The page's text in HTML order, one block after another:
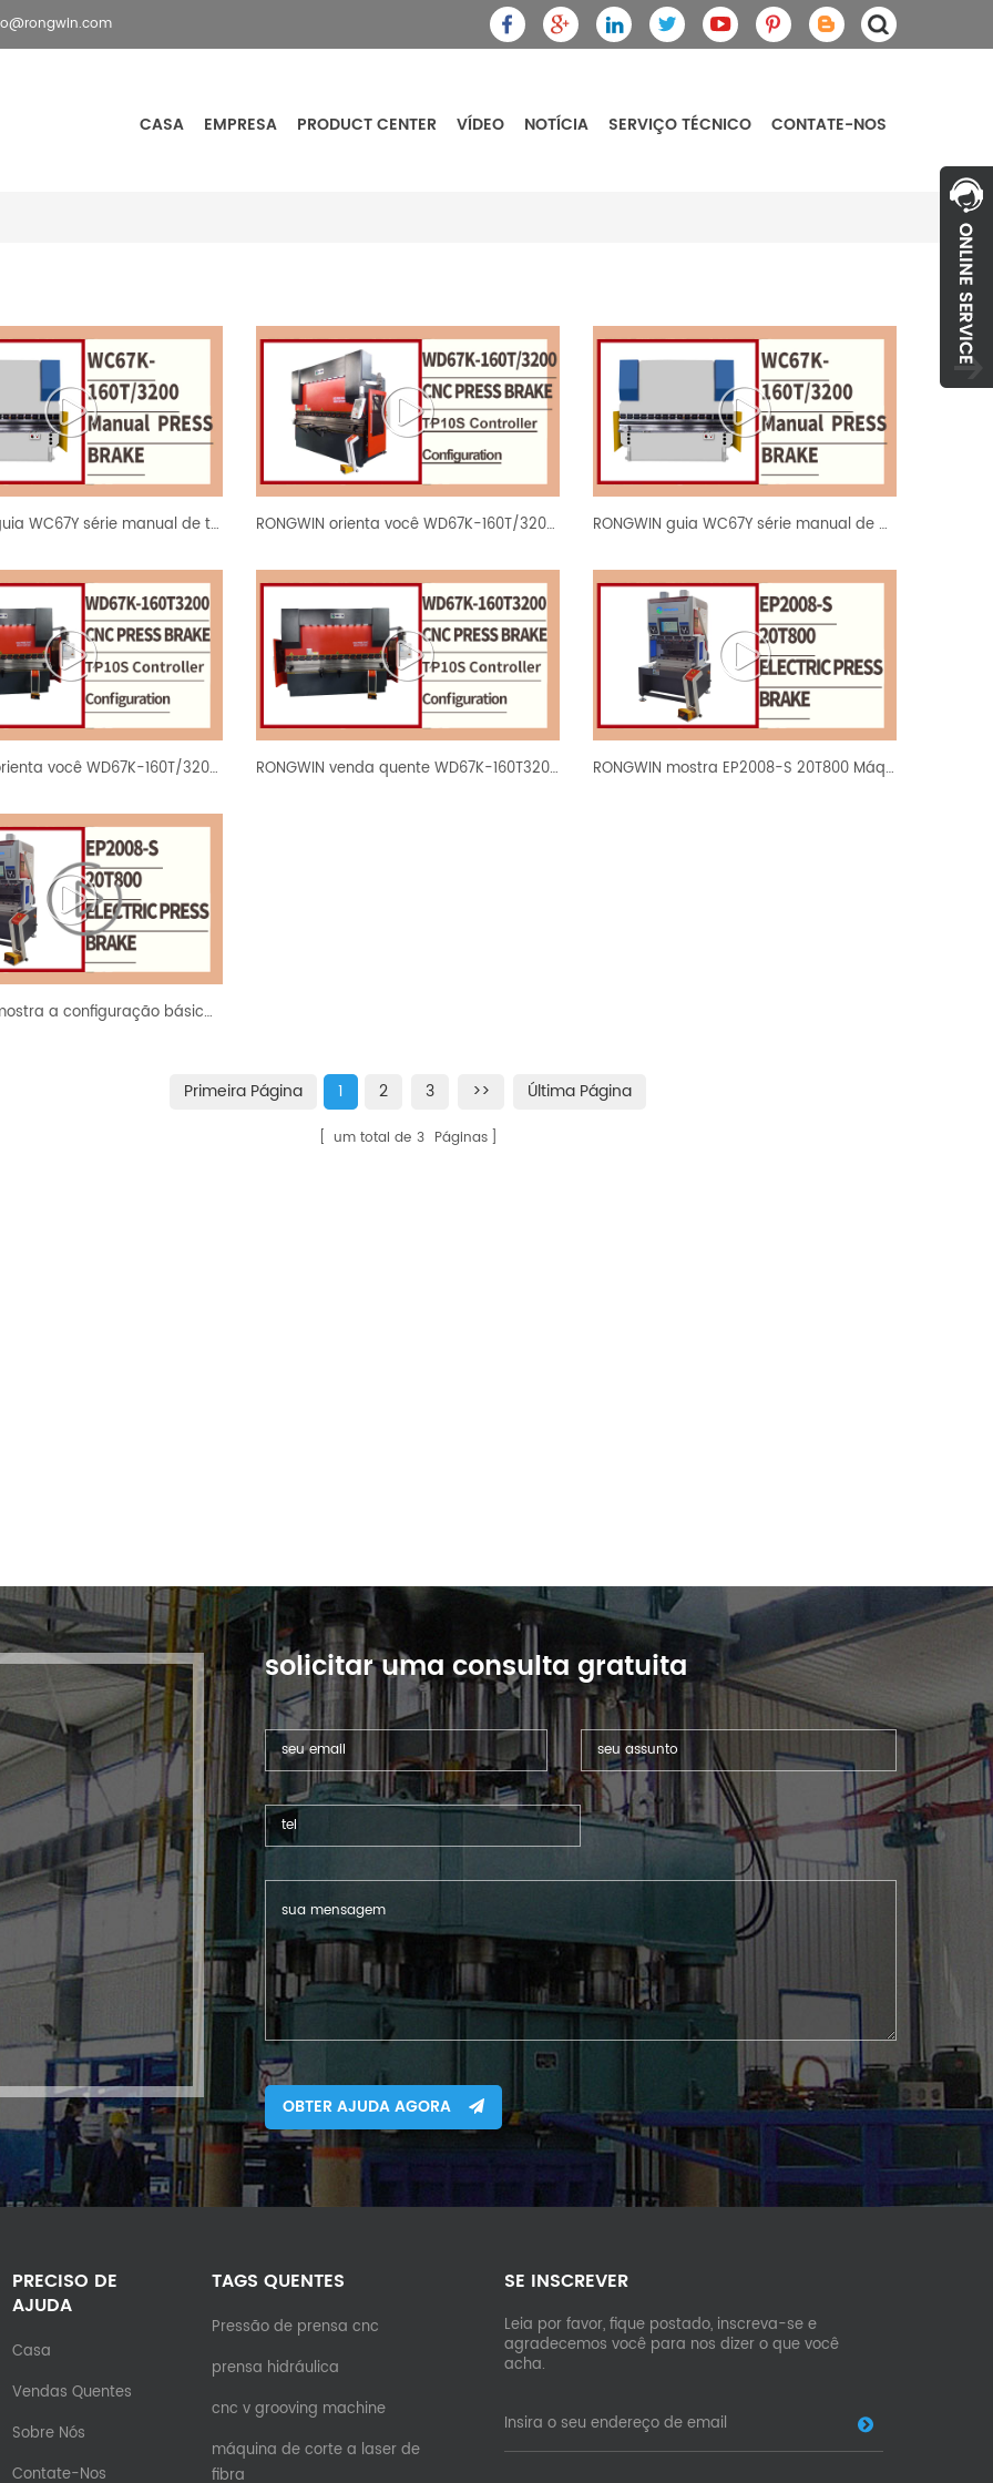
CASA EMPRESA PRODUCT CENTER VÍDEO NOTÍCIA SERVIÇO TÉCNICO CONTATE-NOS
RONGWIN guia WC67Y série manual de teste de dobra da máquina dobradeira hidráulica RONGWIN orienta você WD67K-160T/3200 TP10S controlador barra de torção CNC prensa freio Introdução RONGWIN guia WC67Y série manual de configuração padrão da máquina dobradeira hidráulica
RONGWIN orienta você WD67K-160T/3200 TP10S controlador barra de torção CNC prensa freio teste de dobra RONGWIN venda quente WD67K-160T3200 barra de torção 2 eixos TP10S controlador hidráulico CNC imprensa freio RONGWIN mostra EP2008-S 20T800 Máquina de dobra e dobradeira CNC elétrica completa teste de dobra
RONGWIN mostra a configuração básica da dobradeira elétrica EP2008-S
Primeira Página 1 2 3 >> Última Página
um total de 3 Páginas
solicitar uma consulta gratuita
OBTER AJUDA AGORA
PRECISO DE
AJUDA
Casa
Vendas Quentes
Sobre Nós
Contate-Nos
TAGS QUENTES
Pressão de prensa cnc
prensa hidráulica
cnc v grooving machine
máquina de corte a laser de
fibra
SE INSCREVER
Leia por favor, fique postado, inscreva-se e
agradecemos você para nos dizer o que você
acha.